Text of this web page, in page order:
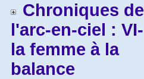
Chroniques de
l'arc-en-ciel : VI-
la femme à la
balance